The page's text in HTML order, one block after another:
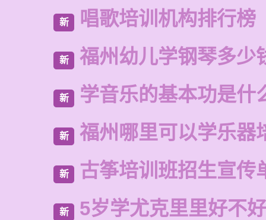
新 唱歌培训机构排行榜
新 福州幼儿学钢琴多少
新 学音乐的基本功是什
新 福州哪里可以学乐器
新 古筝培训班招生宣传
新 5岁学尤克里里好不好